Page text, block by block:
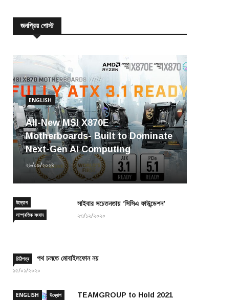
জনপ্রিয় পোস্ট
ENGLISH
All-New MSI X870E
Motherboards- Built to Dominate
Next-Gen AI Computing
২৬/০৯/২০২৪
উদ্যোগ
সাম্প্রতিক সংবাদ
সাইবার সচেতনতায় ‘সিসিএ ফাউন্ডেশন’
২৩/১২/২০২০
চিঠিপত্র পথ চলতে মোবাইলফোন নয়
১৫/০১/২০২০
ENGLISH
উদ্যোগ
TEAMGROUP to Hold 2021